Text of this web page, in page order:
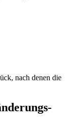
nach denen die